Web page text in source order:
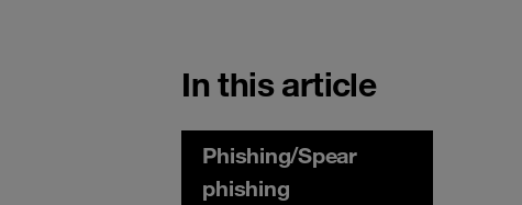
In this article
Phishing/Spear
phishing